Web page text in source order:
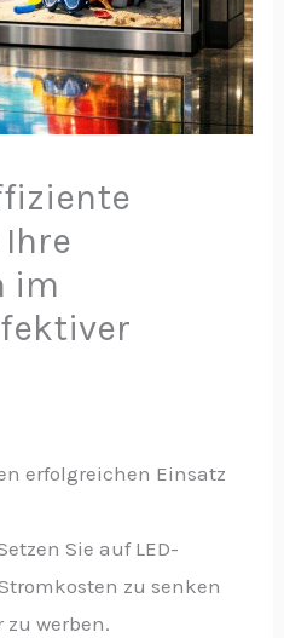
im
erfolgreichen Einsatz
Sie auf LED-
zu senken
werben.